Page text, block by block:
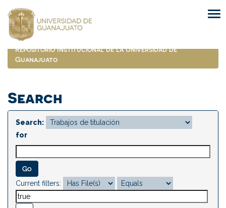
navigation
Repositorio Institucional de la Universidad de
Guanajuato
Search
Search:
for
Current filters: